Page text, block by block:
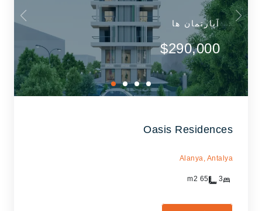
آپارتمان ها
$290,000
Oasis Residences
Alanya, Antalya
3
65